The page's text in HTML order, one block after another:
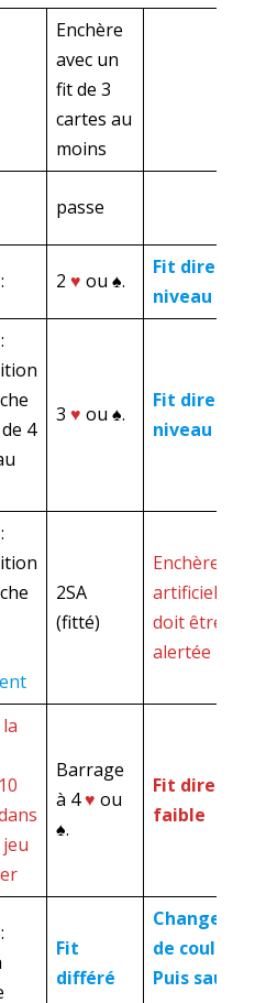
Enchère
avec un
fit de 3
cartes au
moins
passe
2 ♥ ou ♠.
Fit direct au
niveau 2
4
3 ♥ ou ♠.
Fit direct au
niveau 3
2SA
(fitté)
Enchère
artificielle qui
doit être
alertée
Barrage
à 4♥ ou
♠.
Fit direct
faible
Fit
différé
de couleur
Puis saut à